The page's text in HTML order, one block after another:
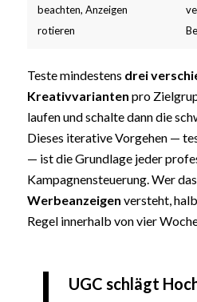
beachten, Anzeigen
rotieren
Teste mindestens drei
Kreativvarianten pro
laufen und schalte dann die
Dieses iterative Vorgehen —
— ist die Grundlage jeder
Kampagnensteuerung. Wer
Werbeanzeigen versteht,
Regel innerhalb von vier
UGC schlägt